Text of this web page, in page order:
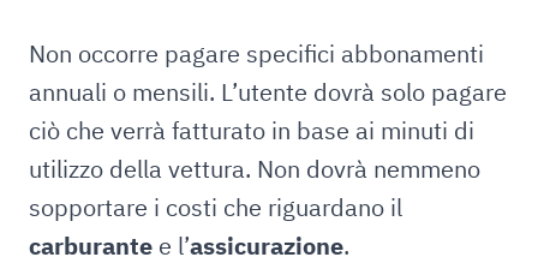
Non occorre pagare specifici abbonamenti
annuali o mensili. L’utente dovrà solo pagare
ciò che verrà fatturato in base ai minuti di
utilizzo della vettura. Non dovrà nemmeno
sopportare i costi che riguardano il
carburante e l’assicurazione.